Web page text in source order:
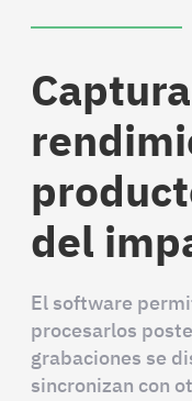
del
El software
procesarlos
grabaciones se
sincronizan con